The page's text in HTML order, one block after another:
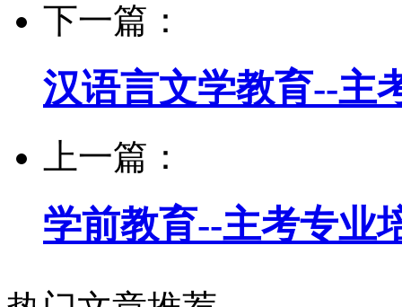
下一篇：
汉语言文学教育--主
上一篇：
学前教育--主考专业